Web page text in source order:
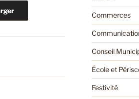
Commerces
Conseil
École et
Festivité